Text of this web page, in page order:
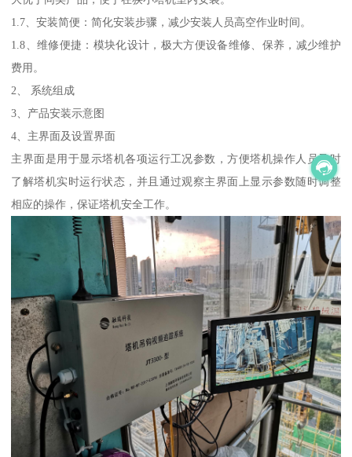
1.7、安装简便：简化安装步骤，减少安装人员高空作业时间。
1.8、维修便捷：模块化设计，极大方便设备维修、保养，减少维护
费用。
2、 系统组成
3、产品安装示意图
4、主界面及设置界面
主界面是用于显示塔机各项运行工况参数，方便塔机操作人员及时
了解塔机实时运行状态，并且通过观察主界面上显示参数随时调整
相应的操作，保证塔机安全工作。